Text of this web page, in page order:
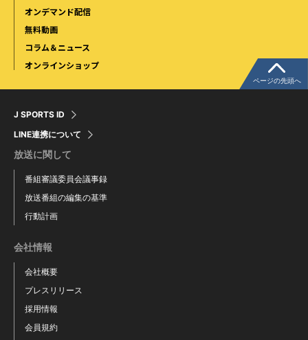
オンデマンド配信
無料動画
コラム＆ニュース
オンラインショップ
J SPORTS ID
LINE連携について
放送に関して
番組審議委員会議事録
放送番組の編集の基準
行動計画
会社情報
会社概要
プレスリリース
採用情報
会員規約
ページの先頭へ